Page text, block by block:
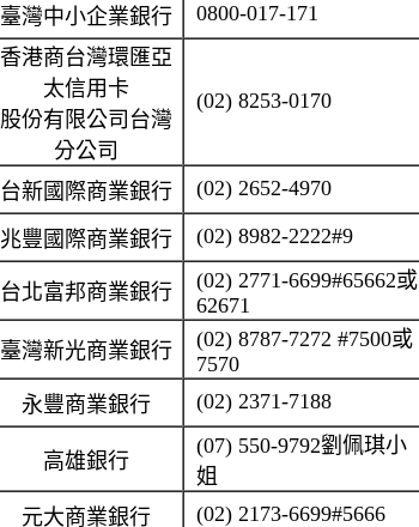
臺灣中小企業銀行 0800-017-171
香港商台灣環 匯亞
太信用卡
股份有限公司台灣
分公司
(02) 8253-0170
台新國際商業銀行 (02) 2652-4970
兆豐國際商業銀行 (02) 8982-2222#9
台北富邦商業銀行 (02) 2771-6699#65662或
62671
臺灣新光商業銀行 (02) 8787-7272 #7500或
7570
永豐商業銀行
(02) 2371-7188
高雄銀行
(07) 550-9792劉佩琪小
姐
元大商業銀行 (02) 2173-6699#5666